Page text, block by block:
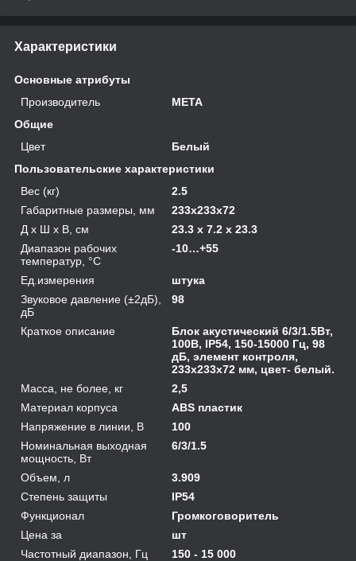
Характеристики
Основные атрибуты
Производитель
МЕТА
Общие
Цвет
Белый
Пользовательские характеристики
Вес (кг)
2.5
Габаритные размеры, мм
233x233x72
Д х Ш х В, см
23.3 x 7.2 x 23.3
Диапазон рабочих
температур, °С
-10…+55
Ед.измерения
штука
Звуковое давление (±2дБ),
дБ
98
Краткое описание
Блок акустический 6/3/1.5Вт,
100В, IP54, 150-15000 Гц, 98
дБ, элемент контроля,
233х233х72 мм, цвет- белый.
Масса, не более, кг
2,5
Материал корпуса
ABS пластик
Напряжение в линии, В
100
Номинальная выходная
мощность, Вт
6/3/1.5
Объем, л
3.909
Степень защиты
IP54
Функционал
Громкоговоритель
Цена за
шт
Частотный диапазон, Гц
150 - 15 000